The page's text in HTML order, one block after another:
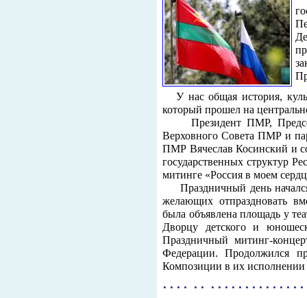
У нас общая история,
который прошел на
Президент ПМР,
Верховного Совета ПМР и
ПМР Вячеслав Косинский и
государственных структур
митинге «Россия в моем
Праздничный день
желающих отпраздновать
была объявлена площадь у
Дворцу детского и
Праздничный митинг-
Федерации. Продолжился
Композиции в их
. . . . . . . . . . . . . . . . . . . .